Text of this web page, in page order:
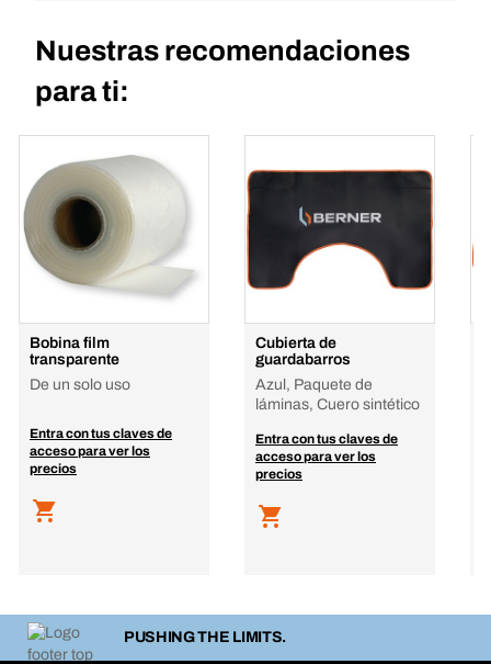
Nuestras recomendaciones
para ti:
Bobina film
transparente
De un solo uso
Entra con tus claves de
acceso para ver los
precios
Cubierta de
guardabarros
Azul, Paquete de
láminas, Cuero sintético
Entra con tus claves de
acceso para ver los
precios
PUSHING THE LIMITS.